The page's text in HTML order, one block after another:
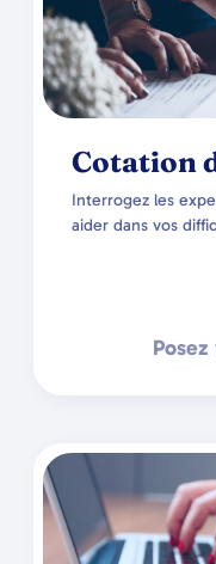
Cotation
Interrogez les
aider dans vos